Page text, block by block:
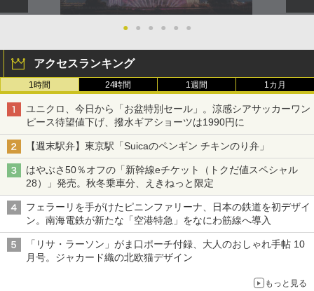
● ● ● ● ● ●
アクセスランキング
1時間 24時間 1週間 1カ月
ユニクロ、今日から「お盆特別セール」。涼感シアサッカーワン
ピース待望値下げ、撥水ギアショーツは1990円に
【週末駅弁】東京駅「Suicaのペンギン チキンのり弁」
はやぶさ50％オフの「新幹線eチケット（トクだ値スペシャル
28）」発売。秋冬乗車分、えきねっと限定
フェラーリを手がけたピニンファリーナ、日本の鉄道を初デザイ
ン。南海電鉄が新たな「空港特急」をなにわ筋線へ導入
「リサ・ラーソン」がま口ポーチ付録、大人のおしゃれ手帖 10
月号。ジャカード織の北欧猫デザイン
もっと見る